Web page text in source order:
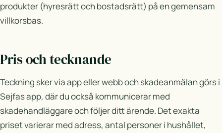
produkter (hyresrätt och bostadsrätt) på en gemensam
villkorsbas.
Pris och tecknande
Teckning sker via app eller webb och skadeanmälan görs i
Sejfas app, där du också kommunicerar med
skadehandläggare och följer ditt ärende. Det exakta
priset varierar med adress, antal personer i hushållet,